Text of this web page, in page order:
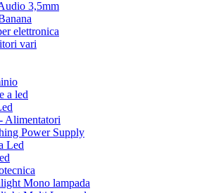
3,5mm
elettronica
vari
a led
Alimentatori
Power Supply
Led
Mono lampada